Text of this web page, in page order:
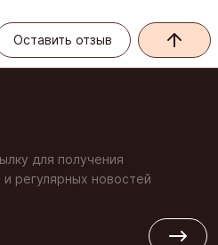
Оставить отзыв
для получения
регулярных новостей